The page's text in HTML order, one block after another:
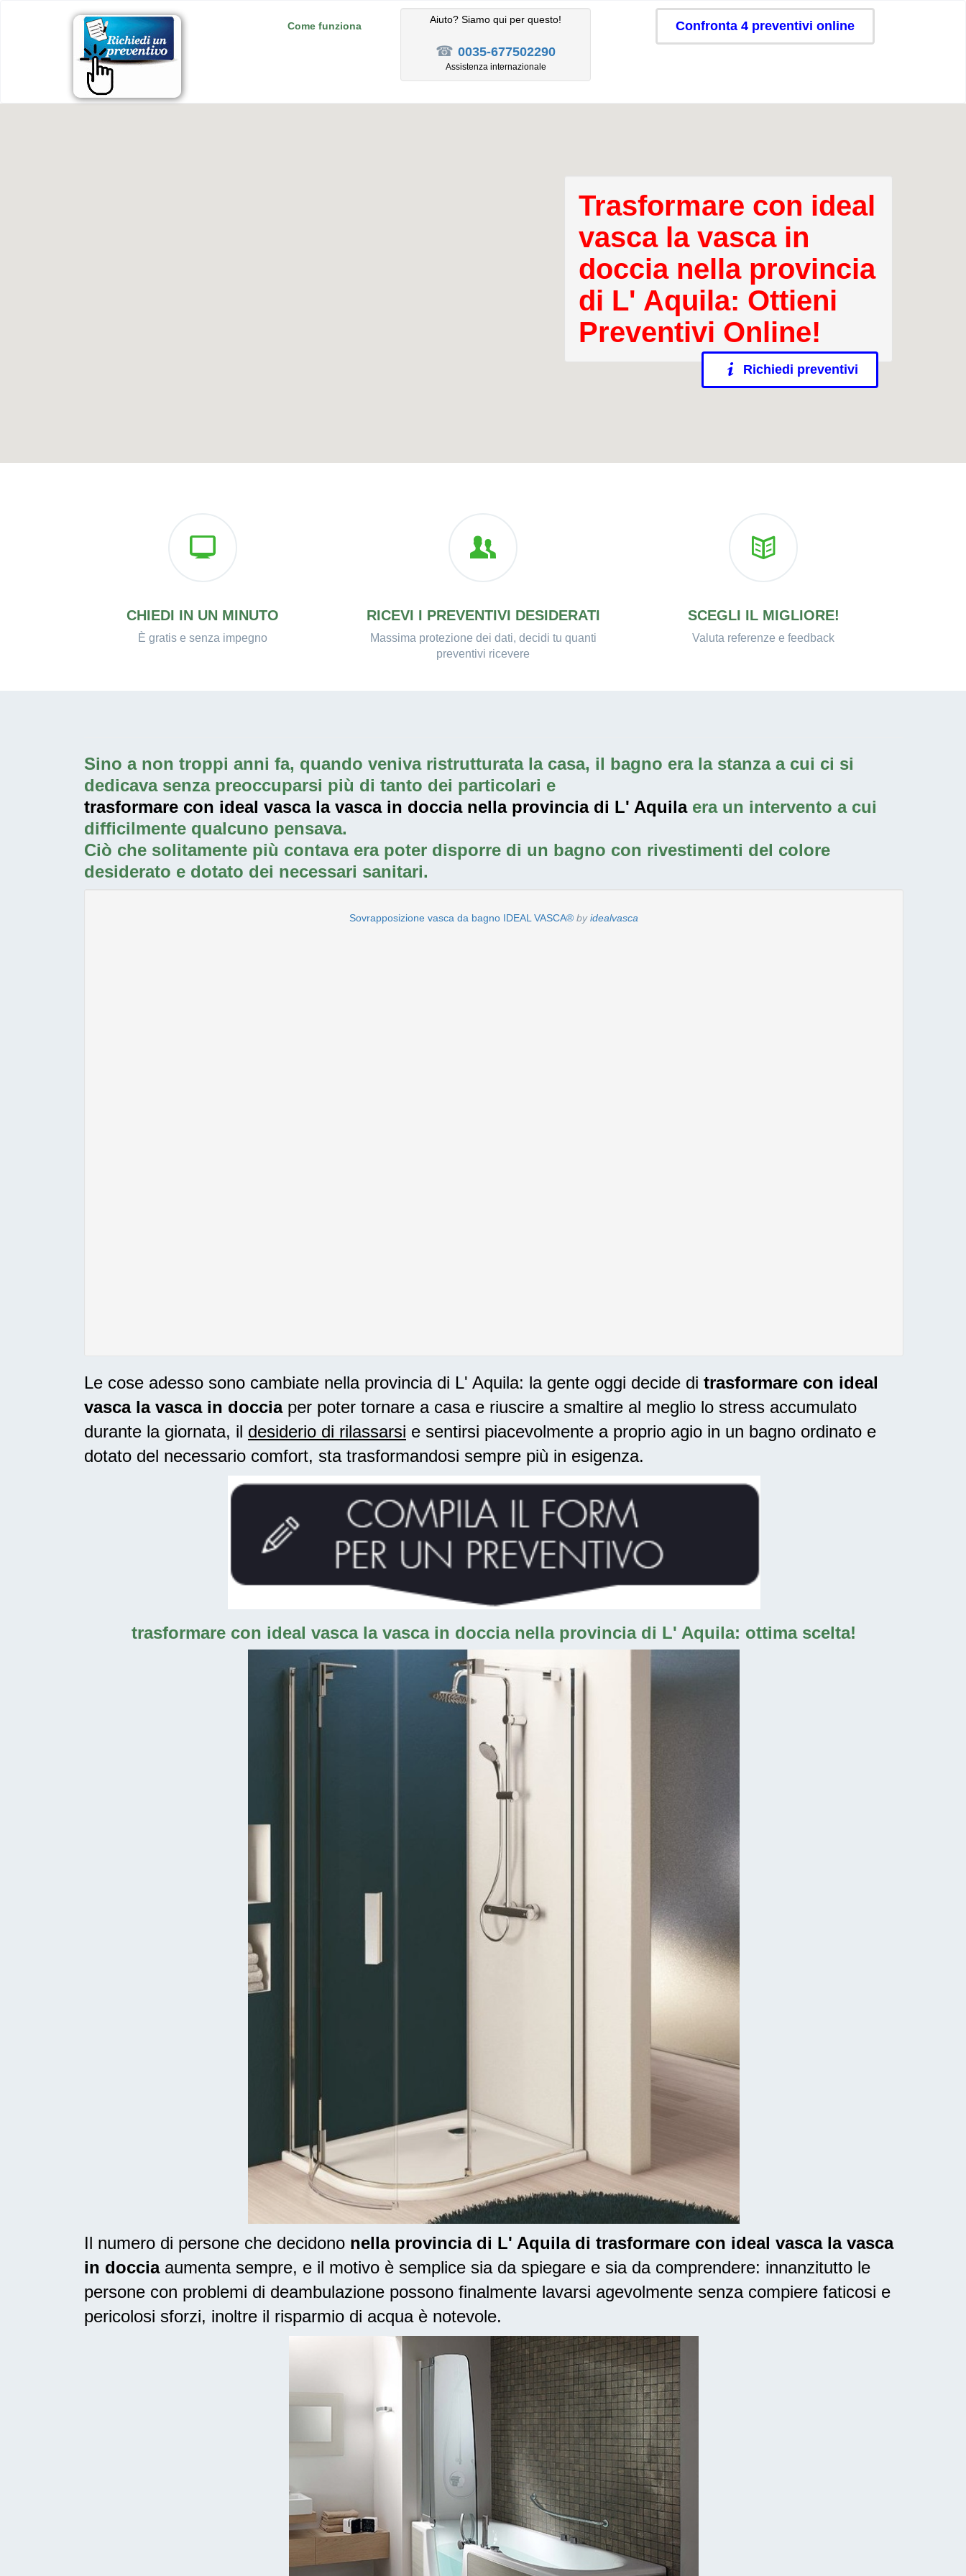
Come funziona
Aiuto? Siamo qui per questo!
☎ 0035-677502290
Assistenza internazionale
Confronta 4 preventivi online
Trasformare con ideal
vasca la vasca in
doccia nella provincia
di L' Aquila: Ottieni
Preventivi Online!
Richiedi preventivi
CHIEDI IN UN MINUTO
È gratis e senza impegno
RICEVI I PREVENTIVI DESIDERATI
Massima protezione dei dati, decidi tu quanti
preventivi ricevere
SCEGLI IL MIGLIORE!
Valuta referenze e feedback
Sino a non troppi anni fa, quando veniva ristrutturata la casa, il bagno era la stanza a cui ci si
dedicava senza preoccuparsi più di tanto dei particolari e
trasformare con ideal vasca la vasca in doccia nella provincia di L' Aquilaera un intervento a cui
difficilmente qualcuno pensava.
Ciò che solitamente più contava era poter disporre di un bagno con rivestimenti del colore
desiderato e dotato dei necessari sanitari.
Sovrapposizione vasca da bagno IDEAL VASCA® byidealvasca
Le cose adesso sono cambiate nella provincia di L' Aquila: la gente oggi decide di trasformare con ideal
vasca la vasca in docciaper poter tornare a casa e riuscire a smaltire al meglio lo stress accumulato
durante la giornata, il desiderio di rilassarsi e sentirsi piacevolmente a proprio agio in un bagno ordinato e
dotato del necessario comfort, sta trasformandosi sempre più in esigenza.
trasformare con ideal vasca la vasca in doccia nella provincia di L' Aquila: ottima scelta!
Il numero di persone che decidono nella provincia di L' Aquila di trasformare con ideal vasca la vasca
in docciaaumenta sempre, e il motivo è semplice sia da spiegare e sia da comprendere: innanzitutto le
persone con problemi di deambulazione possono finalmente lavarsi agevolmente senza compiere faticosi e
pericolosi sforzi, inoltre il risparmio di acqua è notevole.